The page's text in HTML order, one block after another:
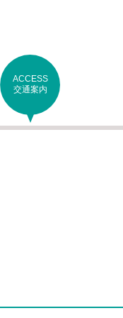
ACCESS
交通案内